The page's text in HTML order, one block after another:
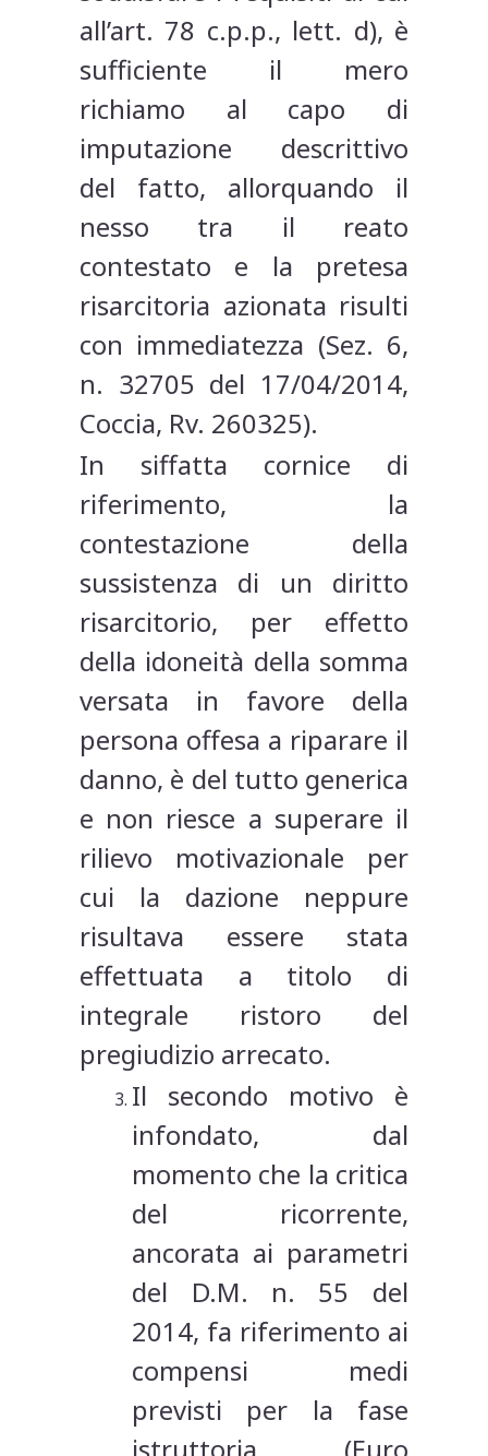
all’art. 78 c.p.p., lett. d), è
sufficiente il mero
richiamo al capo di
imputazione descrittivo
del fatto, allorquando il
nesso tra il reato
contestato e la pretesa
risarcitoria azionata risulti
con immediatezza (Sez. 6,
n. 32705 del 17/04/2014,
Coccia, Rv. 260325).
In siffatta cornice di
riferimento, la
contestazione della
sussistenza di un diritto
risarcitorio, per effetto
della idoneità della somma
versata in favore della
persona offesa a riparare il
danno, è del tutto generica
e non riesce a superare il
rilievo motivazionale per
cui la dazione neppure
risultava essere stata
effettuata a titolo di
integrale ristoro del
pregiudizio arrecato.
Il secondo motivo è
infondato, dal
momento che la critica
del ricorrente,
ancorata ai parametri
del D.M. n. 55 del
2014, fa riferimento ai
compensi medi
previsti per la fase